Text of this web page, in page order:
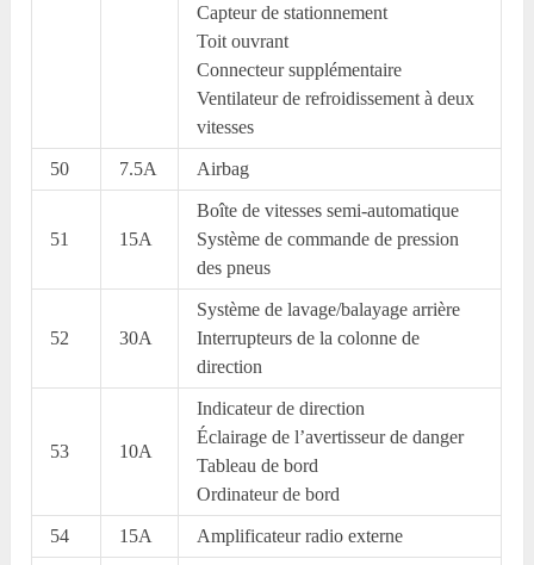
Capteur de stationnement
Toit ouvrant
Connecteur supplémentaire
Ventilateur de refroidissement à deux
vitesses
50 7.5A Airbag
51 15A
Boîte de vitesses semi-automatique
Système de commande de pression
des pneus
52 30A
Système de lavage/balayage arrière
Interrupteurs de la colonne de
direction
53 10A
Indicateur de direction
Éclairage de l’avertisseur de danger
Tableau de bord
Ordinateur de bord
54 15A Amplificateur radio externe